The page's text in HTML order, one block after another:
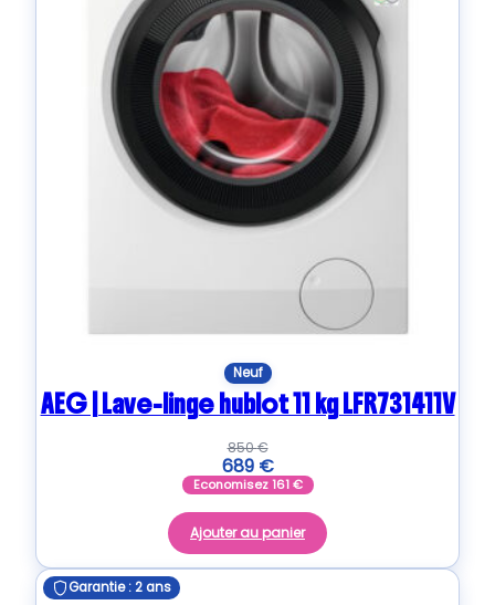
Neuf
AEG | Lave-linge hublot 11 kg LFR731411V
850€
689 €
Economisez161€
Ajouter au panier
Garantie : 2 ans